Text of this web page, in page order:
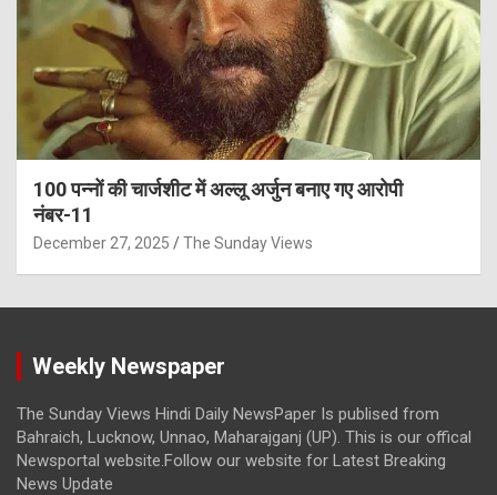
100 पन्नों की चार्जशीट में अल्लू अर्जुन बनाए गए आरोपी
नंबर-11
December 27, 2025 The Sunday Views
Weekly Newspaper
The Sunday Views Hindi Daily NewsPaper Is publised from
Bahraich, Lucknow, Unnao, Maharajganj (UP). This is our offical
Newsportal website.Follow our website for Latest Breaking
News Update